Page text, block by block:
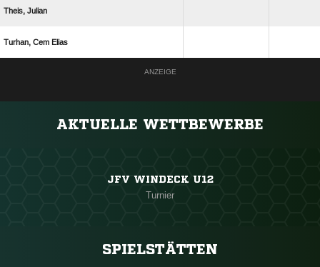
 
  
ANZEIGE
AKTUELLE WETTBEWERBE
JFV WINDECK U12
Turnier
SPIELSTÄTTEN